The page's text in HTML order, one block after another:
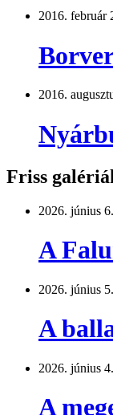
2016. február
2016.
Friss
2026. június
A
2026. június
A
2026. június
A